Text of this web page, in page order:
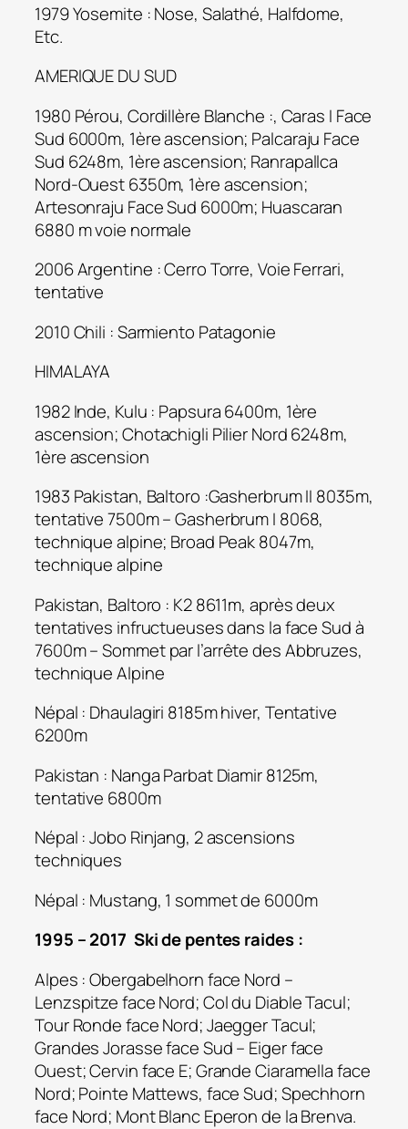
1979 Yosemite : Nose, Salathé, Halfdome,
Etc.
AMERIQUE DU SUD
1980 Pérou, Cordillère Blanche :, Caras I Face
Sud 6000m, 1ère ascension; Palcaraju Face
Sud 6248m, 1ère ascension; Ranrapallca
Nord-Ouest 6350m, 1ère ascension;
Artesonraju Face Sud 6000m; Huascaran
6880 m voie normale
2006 Argentine : Cerro Torre, Voie Ferrari,
tentative
2010 Chili : Sarmiento Patagonie
HIMALAYA
1982 Inde, Kulu : Papsura 6400m, 1ère
ascension; Chotachigli Pilier Nord 6248m,
1ère ascension
1983 Pakistan, Baltoro :Gasherbrum II 8035m,
tentative 7500m – Gasherbrum I 8068,
technique alpine; Broad Peak 8047m,
technique alpine
Pakistan, Baltoro : K2 8611m, après deux
tentatives infructueuses dans la face Sud à
7600m – Sommet par l’arrête des Abbruzes,
technique Alpine
Népal : Dhaulagiri 8185m hiver, Tentative
6200m
Pakistan : Nanga Parbat Diamir 8125m,
tentative 6800m
Népal : Jobo Rinjang, 2 ascensions
techniques
Népal : Mustang, 1 sommet de 6000m
1995 – 2017 Ski de pentes raides :
Alpes : Obergabelhorn face Nord –
Lenzspitze face Nord; Col du Diable Tacul;
Tour Ronde face Nord; Jaegger Tacul;
Grandes Jorasse face Sud – Eiger face
Ouest; Cervin face E; Grande Ciaramella face
Nord; Pointe Mattews, face Sud; Spechhorn
face Nord; Mont Blanc Eperon de la Brenva.